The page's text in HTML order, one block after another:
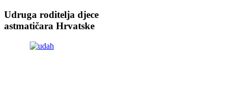
Udruga roditelja djece
astmatičara Hrvatske